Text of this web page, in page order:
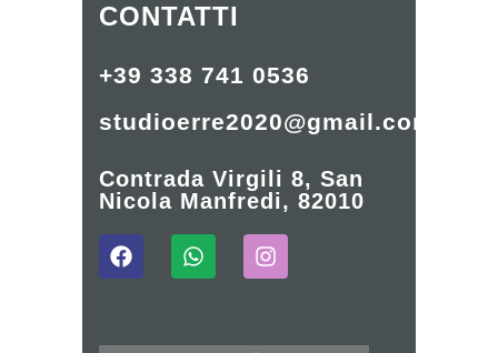
CONTATTI
+39 338 741 0536
studioerre2020@gmail.com
Contrada Virgili 8, San
Nicola Manfredi, 82010